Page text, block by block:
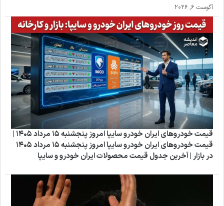
آگوست 6, 2026
قیمت خودروهای ایران خودرو سایپا امروز پنجشنبه 15 مرداد 1405 |
قیمت خودروهای ایران خودرو سایپا امروز پنجشنبه 15 مرداد 1405
در بازار | آخرین جدول قیمت محصولات ایران خودرو و سایپا